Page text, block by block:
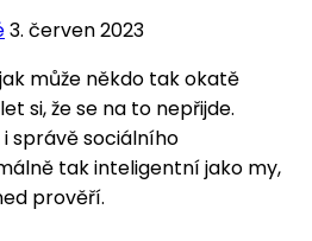
3. červen 2023
může někdo tak okatě
si, že se na to nepřijde.
správě sociálního
tak inteligentní jako my,
prověří.